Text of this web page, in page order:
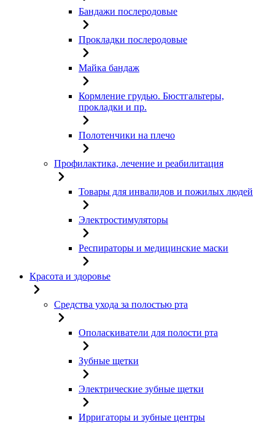
Бандажи послеродовые
Прокладки послеродовые
Майка бандаж
Кормление грудью. Бюстгальтеры,
прокладки и пр.
Полотенчики на плечо
Профилактика, лечение и реабилитация
Товары для инвалидов и пожилых людей
Электростимуляторы
Респираторы и медицинские маски
Красота и здоровье
Средства ухода за полостью рта
Ополаскиватели для полости рта
Зубные щетки
Электрические зубные щетки
Ирригаторы и зубные центры